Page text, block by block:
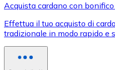
Usa le carte Visa e
Acquista con carta
Acquista cardano con
Effettua il tuo acquisto di
tradizionale in modo rapido e